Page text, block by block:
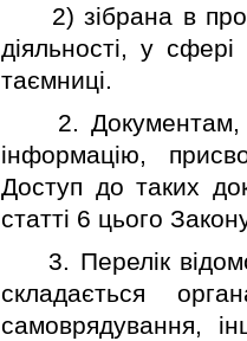
2) зiбрана в
дiяльностi, у сферi
таємницi.
2. Документам,
iнформацiю,
Доступ до таких
статтi 6 цього
3. Перелiк
складається
самоврядування,